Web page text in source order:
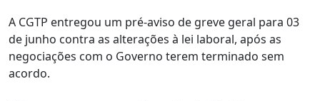
A CGTP entregou um pré-aviso de greve geral para 03
de junho contra as alterações à lei laboral, após as
negociações com o Governo terem terminado sem
acordo.